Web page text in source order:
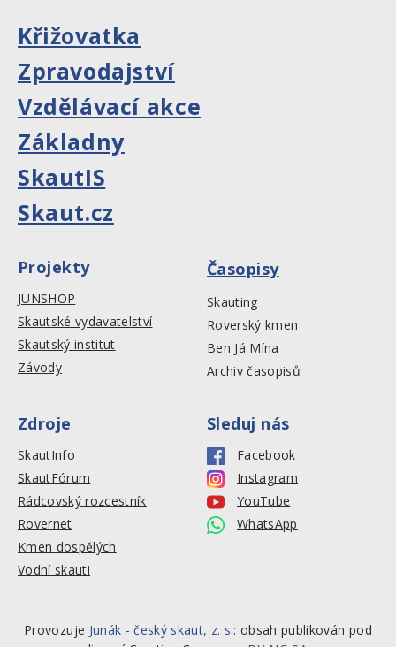
Křižovatka
Zpravodajství
Vzdělávací akce
Základny
SkautIS
Skaut.cz
Projekty
JUNSHOP
Skautské vydavatelství
Skautský institut
Závody
Časopisy
Skauting
Roverský kmen
Ben Já Mína
Archiv časopisů
Zdroje
SkautInfo
SkautFórum
Rádcovský rozcestník
Rovernet
Kmen dospělých
Vodní skauti
Sleduj nás
Facebook
Instagram
YouTube
WhatsApp
Provozuje Junák - český skaut, z. s.: obsah publikován pod